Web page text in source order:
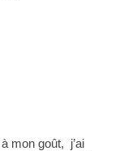
mon goût, j’ai